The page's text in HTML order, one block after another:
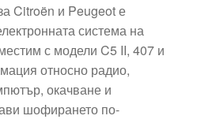
Citroën и Peugeot е
система на
с модели C5 II, 407 и
относно радио,
окачване и
шофирането по-